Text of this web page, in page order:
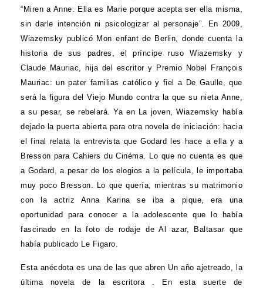
“Miren a Anne. Ella es Marie porque acepta ser ella misma,
sin darle intención ni psicologizar al personaje”. En 2009,
Wiazemsky publicó Mon enfant de Berlin, donde cuenta la
historia de sus padres, el príncipe ruso Wiazemsky y
Claude Mauriac, hija del escritor y Premio Nobel François
Mauriac: un pater familias católico y fiel a De Gaulle, que
será la figura del Viejo Mundo contra la que su nieta Anne,
a su pesar, se rebelará. Ya en La joven, Wiazemsky había
dejado la puerta abierta para otra novela de iniciación: hacia
el final relata la entrevista que Godard les hace a ella y a
Bresson para Cahiers du Cinéma. Lo que no cuenta es que
a Godard, a pesar de los elogios a la película, le importaba
muy poco Bresson. Lo que quería, mientras su matrimonio
con la actriz Anna Karina se iba a pique, era una
oportunidad para conocer a la adolescente que lo había
fascinado en la foto de rodaje de Al azar, Baltasar que
había publicado Le Figaro.
Esta anécdota es una de las que abren Un año ajetreado, la
última novela de la escritora . En esta suerte de